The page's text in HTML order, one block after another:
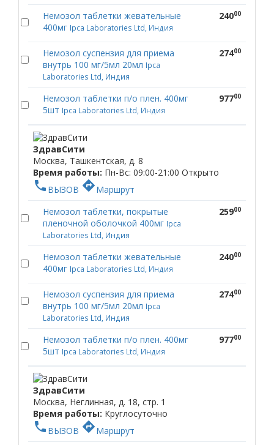
Немозол таблетки жевательные
400мг Ipca Laboratories Ltd, Индия
24000
Немозол суспензия для приема
внутрь 100 мг/5мл 20мл Ipca
Laboratories Ltd, Индия
27400
Немозол таблетки п/о плен. 400мг
5шт Ipca Laboratories Ltd, Индия
97700
ЗдравСити
Москва, Ташкентская, д. 8
Время работы: Пн-Вс: 09:00-21:00 Открыто
phone ВЫЗОВ directionsМаршрут
Немозол таблетки, покрытые
пленочной оболочкой 400мг Ipca
Laboratories Ltd, Индия
25900
Немозол таблетки жевательные
400мг Ipca Laboratories Ltd, Индия
24000
Немозол суспензия для приема
внутрь 100 мг/5мл 20мл Ipca
Laboratories Ltd, Индия
27400
Немозол таблетки п/о плен. 400мг
5шт Ipca Laboratories Ltd, Индия
97700
ЗдравСити
Москва, Неглинная, д. 18, стр. 1
Время работы: Круглосуточно
phone ВЫЗОВ directionsМаршрут